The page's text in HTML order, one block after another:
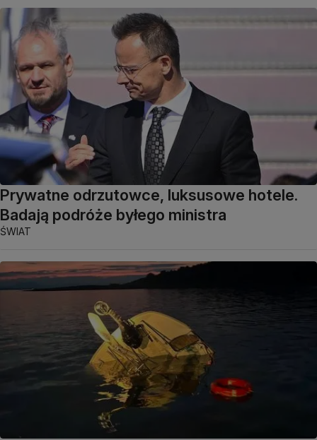
Prywatne odrzutowce, luksusowe hotele.
Badają podróże byłego ministra
ŚWIAT